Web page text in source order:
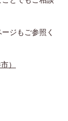
ジもご参照く
）